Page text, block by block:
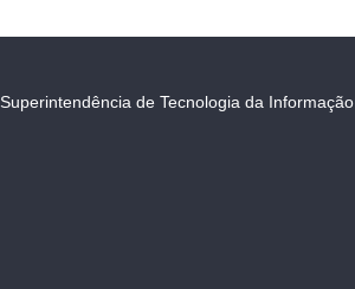
Superintendência de Tecnologia da Informação